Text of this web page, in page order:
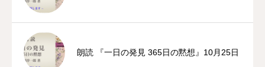
朗読 『一日の発見 365日の黙想』10月25日